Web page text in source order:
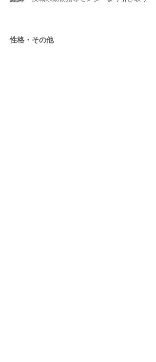
性格・その他